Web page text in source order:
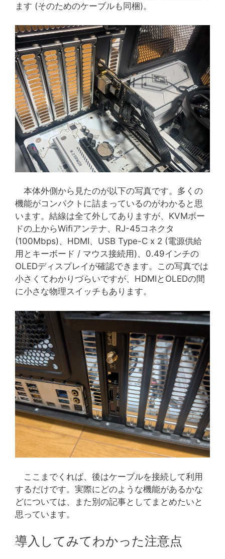
ます (そのためのケーブルも同梱)。
本体外側から見たのが以下の写真です。多くの
機能がコンパクトに詰まっているのがわかると思
います。結線は全て外してありますが、KVMボー
ドの上からWifiアンテナ、RJ-45コネクタ
(100Mbps)、HDMI、USB Type-C x 2 (電源供給
用とキーボード / マウス接続用)、0.49インチの
OLEDディスプレイが確認できます。この写真では
小さくてわかりづらいですが、HDMIとOLEDの間
に小さな物理スイッチもあります。
ここまでくれば、後はケーブルを接続して利用
するだけです。実際にどのような機能があるかな
どについては、また別の記事としてまとめたいと
思っています。
導入してみてわかった注意点